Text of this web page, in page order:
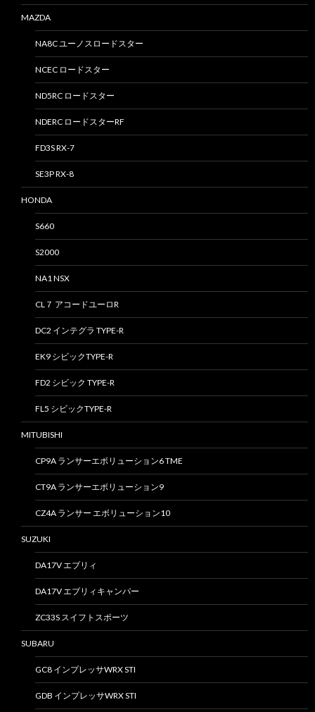
MAZDA
NA8C ユーノスロードスター
NCEC ロードスター
ND5RC ロードスター
NDERC ロードスターRF
FD3S RX-7
SE3P RX-8
HONDA
S660
S2000
NA1 NSX
CL７ アコードユーロR
DC2 インテグラ TYPE-R
EK9 シビックTYPE-R
FD2 シビック TYPE-R
FL5 シビックTYPE-R
MITUBISHI
CP9A ランサーエボリューション6 TME
CT9A ランサーエボリューション9
CZ4A ランサー エボリューション10
SUZUKI
DA17V エブリィ
DA17V エブリィキャンパー
ZC33S スイフトスポーツ
SUBARU
GC8 インプレッサWRX STI
GDB インプレッサWRX STI